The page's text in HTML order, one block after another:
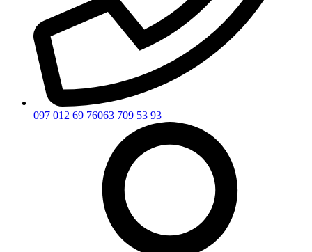
097 012 69 76063 709 53 93